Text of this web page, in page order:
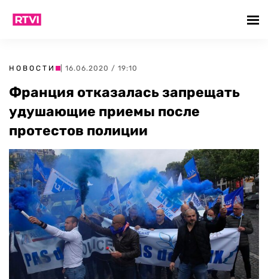
НОВОСТИ | 16.06.2020 / 19:10
Франция отказалась запрещать
удушающие приемы после
протестов полиции